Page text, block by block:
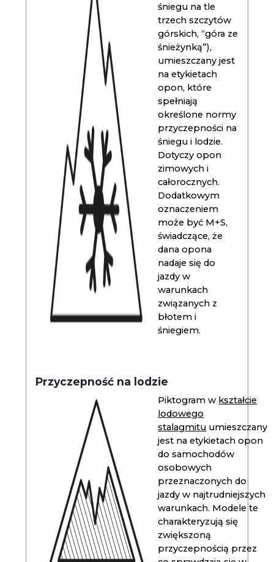
śniegu na tle
trzech szczytów
górskich, “góra ze
śnieżynką”),
umieszczany jest
na etykietach
opon, które
spełniają
określone normy
przyczepności na
śniegu i lodzie.
Dotyczy opon
zimowych i
całorocznych.
Dodatkowym
oznaczeniem
może być M+S,
świadczące, że
dana opona
nadaje się do
jazdy w
warunkach
związanych z
błotem i
śniegiem.
Przyczepność na lodzie
Piktogram w kształcie
lodowego
stalagmitu umieszczany
jest na etykietach opon
do samochodów
osobowych
przeznaczonych do
jazdy w najtrudniejszych
warunkach. Modele te
charakteryzują się
zwiększoną
przyczepnością przez